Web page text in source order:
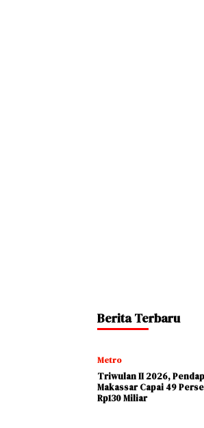
Berita Terbaru
Metro
Triwulan II 2026,
Makassar Capai 49
Rp130 Miliar